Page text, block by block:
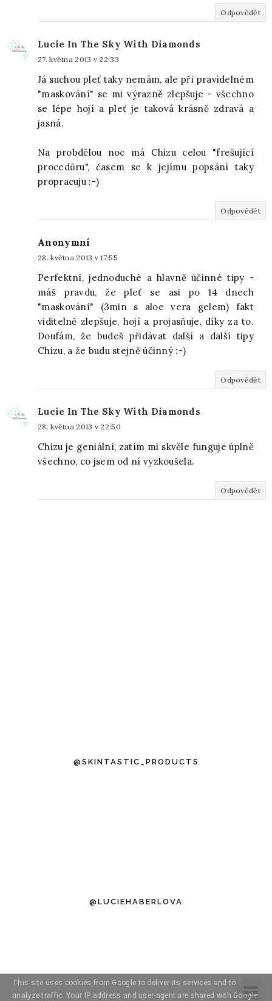
Odpovědět
Lucie In The Sky With Diamonds
27. května 2013 v 22:33
Já suchou pleť taky nemám, ale při pravidelném
"maskování" se mi výrazně zlepšuje - všechno
se lépe hojí a pleť je taková krásně zdravá a
jasná.
Na probdělou noc má Chizu celou "frešující
procedůru", časem se k jejímu popsání taky
propracuju :-)
Odpovědět
Anonymní
28. května 2013 v 17:55
Perfektní, jednoduché a hlavně účinné tipy -
máš pravdu, že pleť se asi po 14 dnech
"maskování" (3min s aloe vera gelem) fakt
viditelně zlepšuje, hojí a projasňuje, díky za to.
Doufám, že budeš přidávat další a další tipy
Chizu, a že budu stejně účinný :-)
Odpovědět
Lucie In The Sky With Diamonds
28. května 2013 v 22:50
Chizu je geniální, zatím mi skvěle funguje úplně
všechno, co jsem od ní vyzkoušela.
Odpovědět
@SKINTASTIC_PRODUCTS
@LUCIEHABERLOVA
This site uses cookies from Google to deliver its services and to
analyze traffic. Your IP address and user-agent are shared with Google